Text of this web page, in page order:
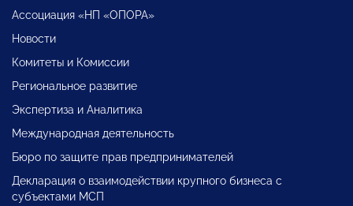
Ассоциация «НП «ОПОРА»
Новости
Комитеты и Комиссии
Региональное развитие
Экспертиза и Аналитика
Международная деятельность
Бюро по защите прав предпринимателей
Декларация о взаимодействии крупного бизнеса с
субъектами МСП